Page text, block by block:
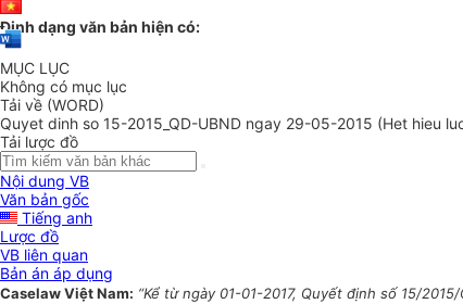
Định dạng văn bản hiện có:
MỤC LỤC
Không có mục lục
Tải về (WORD)
Quyet dinh so 15-2015_QD-UBND ngay 29-05-2015 (Het hieu
Tải lược đồ
Nội dung VB
Văn bản gốc
Tiếng anh
Lược đồ
VB liên quan
Bản án áp dụng
Caselaw Việt Nam: “Kể từ ngày 01-01-2017, Quyết định số 15/